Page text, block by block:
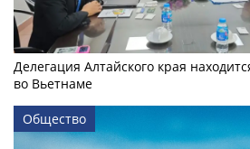
Делегация Алтайского края
во Вьетнаме
Общество